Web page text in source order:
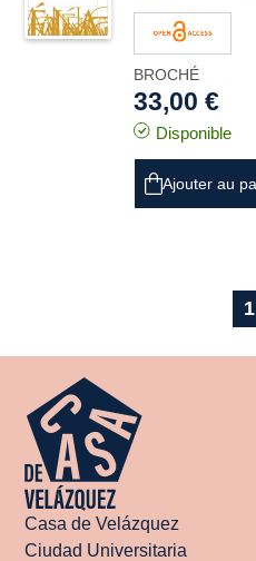
BROCHÉ
33,00 €
Disponible
Ajouter au
1
Casa de Velázquez
Ciudad Universitaria